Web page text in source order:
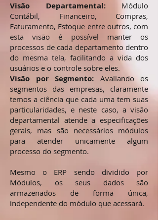
Visão Departamental:Módulo
Contábil, Financeiro, Compras,
Faturamento, Estoque entre outros, com
esta visão é possível manter os
processos de cada departamento dentro
do mesma tela, facilitando a vida dos
usuários e o controle sobre eles.
Visão por Segmento: Avaliando os
segmentos das empresas, claramente
temos a ciência que cada uma tem suas
particularidades, e neste caso, a visão
departamental atende a especificações
gerais, mas são necessários módulos
para atender unicamente algum
processo do segmento.
Mesmo o ERP sendo dividido por
Módulos, os seus dados são
armazenados de forma única,
independente do módulo que acessará.